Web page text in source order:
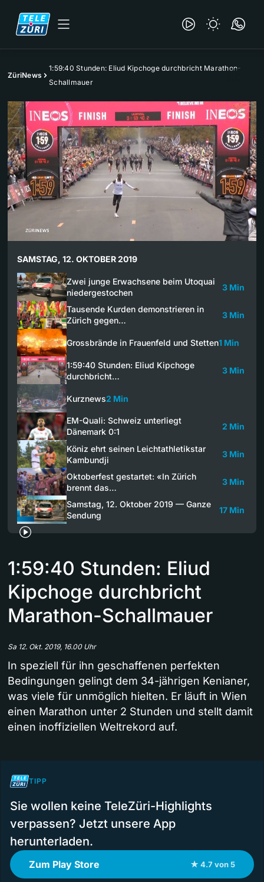
ZüriNews
1:59:40 Stunden: Eliud Kipchoge durchbricht Marathon-
Schallmauer
SAMSTAG, 12. OKTOBER 2019
Zwei junge Erwachsene beim Utoquai
niedergestochen
3 Min
Tausende Kurden demonstrieren in
Zürich gegen…
3 Min
Grossbrände in Frauenfeld und Stetten1 Min
1:59:40 Stunden: Eliud Kipchoge
durchbricht…
3 Min
Kurznews2 Min
EM-Quali: Schweiz unterliegt
Dänemark 0:1
2 Min
Köniz ehrt seinen Leichtathletikstar
Kambundji
3 Min
Oktoberfest gestartet: «In Zürich
brennt das…
3 Min
Samstag, 12. Oktober 2019 — Ganze
Sendung
17 Min
1:59:40 Stunden: Eliud
Kipchoge durchbricht
Marathon-Schallmauer
Sa 12. Okt. 2019, 16.00 Uhr
In speziell für ihn geschaffenen perfekten
Bedingungen gelingt dem 34-jährigen Kenianer,
was viele für unmöglich hielten. Er läuft in Wien
einen Marathon unter 2 Stunden und stellt damit
einen inoffiziellen Weltrekord auf.
TIPP
Sie wollen keine TeleZüri-Highlights
verpassen? Jetzt unsere App
herunterladen.
Zum Play Store ★ 4.7 von 5